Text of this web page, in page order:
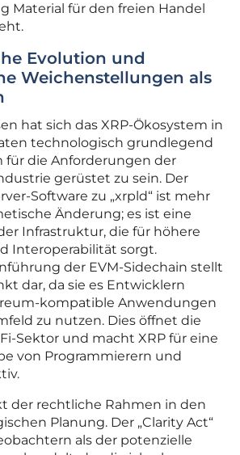
Material für den freien Handel
Evolution und
Weichenstellungen als
hat sich das XRP-Ökosystem in
technologisch grundlegend
für die Anforderungen der
gerüstet zu sein. Der
Software zu „xrpld“ ist mehr
Änderung; es ist eine
Infrastruktur, die für höhere
Interoperabilität sorgt.
der EVM-Sidechain stellt
dar, da sie es Entwicklern
kompatible Anwendungen
zu nutzen. Dies öffnet die
Sektor und macht XRP für eine
von Programmierern und
der rechtliche Rahmen in den
Planung. Der „Clarity Act“
als der potenzielle